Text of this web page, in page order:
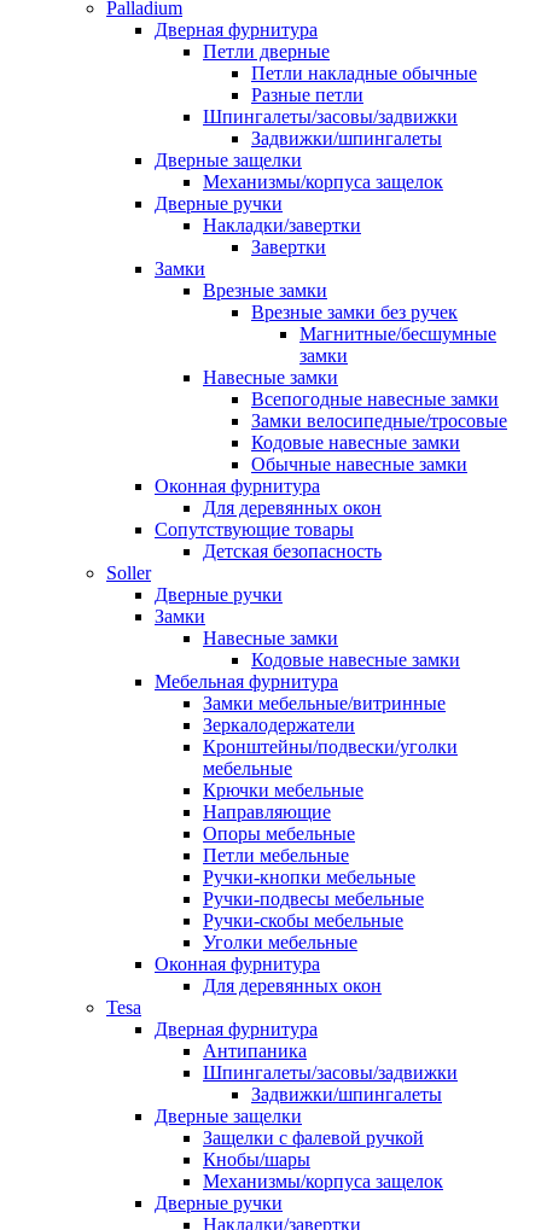
Palladium
Дверная фурнитура
Петли дверные
Петли накладные обычные
Разные петли
Шпингалеты/засовы/задвижки
Задвижки/шпингалеты
Дверные защелки
Механизмы/корпуса защелок
Дверные ручки
Накладки/завертки
Завертки
Замки
Врезные замки
Врезные замки без ручек
Магнитные/бесшумные
замки
Навесные замки
Всепогодные навесные замки
Замки велосипедные/тросовые
Кодовые навесные замки
Обычные навесные замки
Оконная фурнитура
Для деревянных окон
Сопутствующие товары
Детская безопасность
Soller
Дверные ручки
Замки
Навесные замки
Кодовые навесные замки
Мебельная фурнитура
Замки мебельные/витринные
Зеркалодержатели
Кронштейны/подвески/уголки
мебельные
Крючки мебельные
Направляющие
Опоры мебельные
Петли мебельные
Ручки-кнопки мебельные
Ручки-подвесы мебельные
Ручки-скобы мебельные
Уголки мебельные
Оконная фурнитура
Для деревянных окон
Tesa
Дверная фурнитура
Антипаника
Шпингалеты/засовы/задвижки
Задвижки/шпингалеты
Дверные защелки
Защелки с фалевой ручкой
Кнобы/шары
Механизмы/корпуса защелок
Дверные ручки
Накладки/завертки